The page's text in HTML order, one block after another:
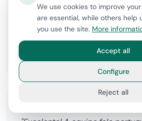
We use cookies to improve
are essential, while others help
you use the site. More
Reject all
Configure
Accept all
fonctionne à merveille!"
M.D. Marie D.